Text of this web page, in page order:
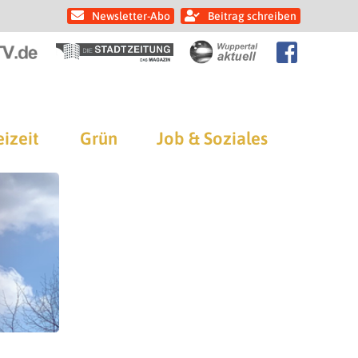
Newsletter-Abo Beitrag schreiben
Grün Job & Soziales